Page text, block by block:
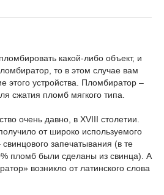
какой-либо объект, и
то в этом случае вам
этого устройства. Пломбиратор –
сжатия пломб мягкого типа.
очень давно, в XVIII столетии.
от широко используемого
запечатывания (в те
пломб были сделаны из свинца). А
возникло от латинского слова